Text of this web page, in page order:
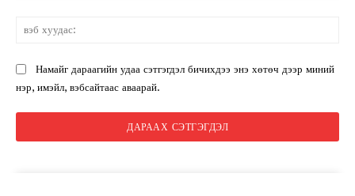
Намайг дараагийн удаа сэтгэгдэл бичихдээ энэ хөтөч дээр миний
нэр, имэйл, вэбсайтаас аваарай.